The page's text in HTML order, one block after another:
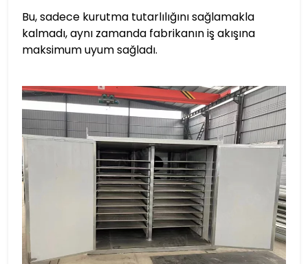
Bu, sadece kurutma tutarlılığını sağlamakla
kalmadı, aynı zamanda fabrikanın iş akışına
maksimum uyum sağladı.